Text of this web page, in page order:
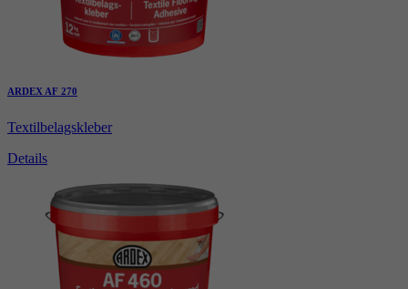
ARDEX AF 270
Textilbelagskleber
Details